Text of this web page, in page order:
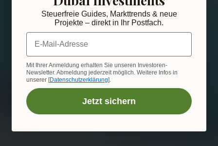
Steuerfreie Guides, Markttrends & neue
Projekte – direkt in Ihr Postfach.
E-Mail-Adresse
Mit Ihrer Anmeldung erhalten Sie unseren Investoren-
Newsletter. Abmeldung jederzeit möglich. Weitere Infos in
unserer [Datenschutzerklärung].
Jetzt sichern